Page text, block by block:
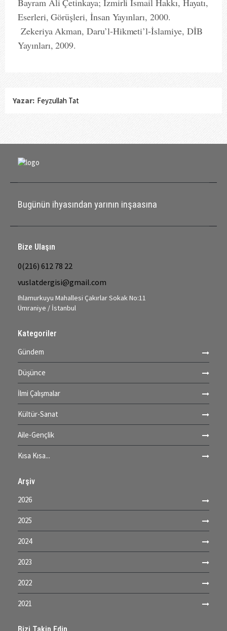
Bayram Ali Çetinkaya; İzmirli İsmail Hakkı, Hayatı,
Eserleri, Görüşleri, İnsan Yayınları, 2000.
Zekeriya Akman, Daru’l-Hikmeti’l-İslamiye, DİB
Yayınları, 2009.
Yazar: Feyzullah Tat
Bugünün ihyasından yarının inşaasına
Bize Ulaşın
0(216) 612 78 22
vuslatdergisi@gmail.com
Ihlamurkuyu Mahallesi Çakırlar Sokak No:11
Ümraniye / İstanbul
Kategoriler
Gündem
Düşünce
İlmi Çalışmalar
Kültür-Sanat
Aile-Gençlik
Kısa Kısa...
Arşiv
2026
2025
2024
2023
2022
2021